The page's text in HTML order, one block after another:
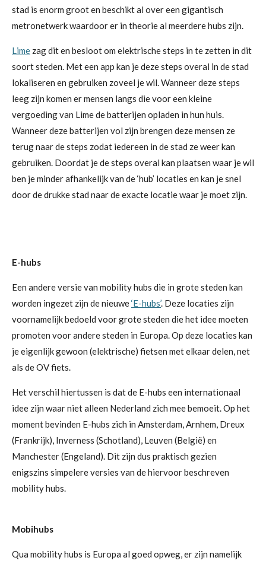
stad is enorm groot en beschikt al over een gigantisch
metronetwerk waardoor er in theorie al meerdere hubs zijn.
Lime zag dit en besloot om elektrische steps in te zetten in dit
soort steden. Met een app kan je deze steps overal in de stad
lokaliseren en gebruiken zoveel je wil. Wanneer deze steps
leeg zijn komen er mensen langs die voor een kleine
vergoeding van Lime de batterijen opladen in hun huis.
Wanneer deze batterijen vol zijn brengen deze mensen ze
terug naar de steps zodat iedereen in de stad ze weer kan
gebruiken. Doordat je de steps overal kan plaatsen waar je wil
ben je minder afhankelijk van de ‘hub’ locaties en kan je snel
door de drukke stad naar de exacte locatie waar je moet zijn.
E-hubs
Een andere versie van mobility hubs die in grote steden kan
worden ingezet zijn de nieuwe‘E-hubs’. Deze locaties zijn
voornamelijk bedoeld voor grote steden die het idee moeten
promoten voor andere steden in Europa. Op deze locaties kan
je eigenlijk gewoon (elektrische) fietsen met elkaar delen, net
als de OV fiets.
Het verschil hiertussen is dat de E-hubs een internationaal
idee zijn waar niet alleen Nederland zich mee bemoeit. Op het
moment bevinden E-hubs zich in Amsterdam, Arnhem, Dreux
(Frankrijk), Inverness (Schotland), Leuven (België) en
Manchester (Engeland). Dit zijn dus praktisch gezien
enigszins simpelere versies van de hiervoor beschreven
mobility hubs.
Mobihubs
Qua mobility hubs is Europa al goed opweg, er zijn namelijk